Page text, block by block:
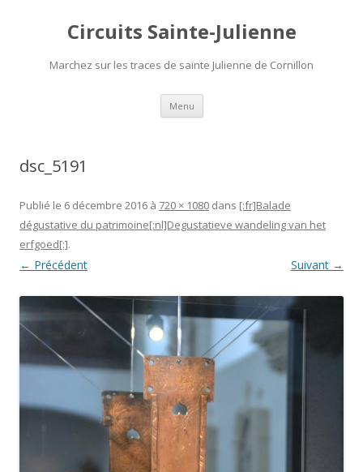
Circuits Sainte-Julienne
Marchez sur les traces de sainte Julienne de Cornillon
Menu Aller
contenu
dsc_5191
Publié le 6 décembre 2016 à 720 × 1080 dans [:fr]Balade
dégustative du patrimoine[:nl]Degustatieve wandeling van het
erfgoed[:].
← Précédent Suivant →